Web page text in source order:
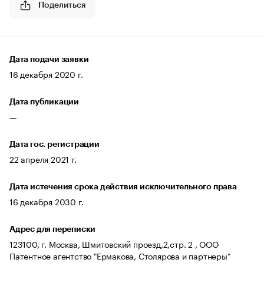
Поделиться
Дата подачи заявки
16 декабря 2020 г.
Дата публикации
—
Дата гос. регистрации
22 апреля 2021 г.
Дата истечения срока действия исключительного права
16 декабря 2030 г.
Адрес для переписки
123100, г. Москва, Шмитовский проезд,2,стр. 2 , ООО
Патентное агентство "Ермакова, Столярова и партнеры"